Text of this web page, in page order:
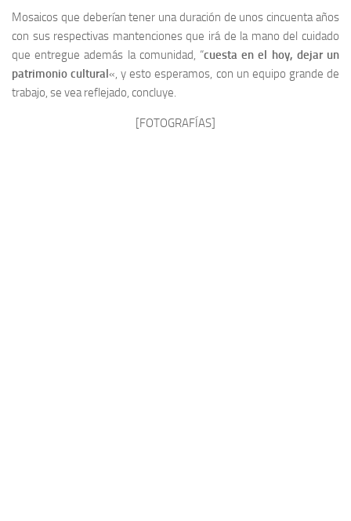
Mosaicos que deberían tener una duración de unos cincuenta años
con sus respectivas mantenciones que irá de la mano del cuidado
que entregue además la comunidad, “cuesta en el hoy, dejar un
patrimonio cultural«, y esto esperamos, con un equipo grande de
trabajo, se vea reflejado, concluye.
[FOTOGRAFÍAS]